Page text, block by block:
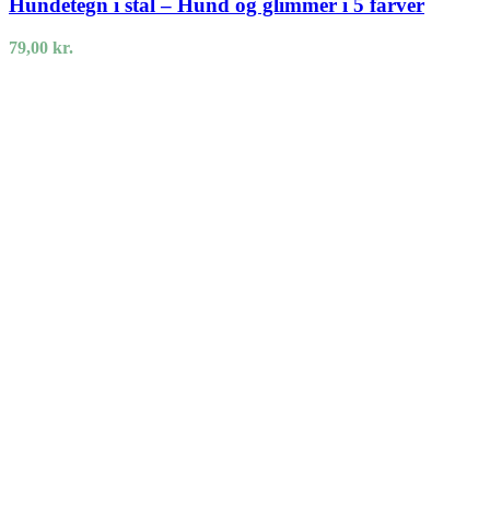
Hundetegn i stål – Hund og glimmer i 5 farver
79,00 kr.